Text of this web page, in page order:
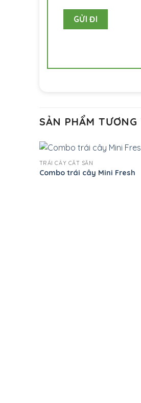
SẢN PHẨM TƯƠNG
+
TRÁI CÂY CẮT SẴN
Combo trái cây Mini Fresh